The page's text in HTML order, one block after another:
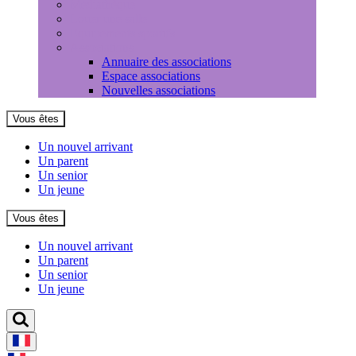
Annuaire des associations
Espace associations
Nouvelles associations
Vous êtes
Un nouvel arrivant
Un parent
Un senior
Un jeune
Vous êtes
Un nouvel arrivant
Un parent
Un senior
Un jeune